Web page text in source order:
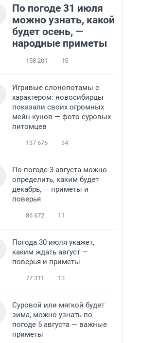
По погоде 31 июля
можно узнать, какой
будет осень, —
народные приметы
158 201 15
Игривые слонопотамы с
характером: новосибирцы
показали своих огромных
мейн-кунов — фото суровых
питомцев
137 676 34
По погоде 3 августа можно
определить, каким будет
декабрь, — приметы и
поверья
86 672 11
Погода 30 июля укажет,
каким ждать август —
поверья и приметы
77 311 13
Суровой или мягкой будет
зима, можно узнать по
погоде 5 августа — важные
приметы